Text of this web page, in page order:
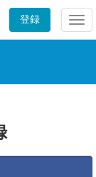
登録